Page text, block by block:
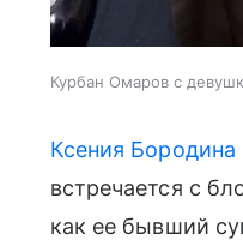
Курбан Омаров с
Ксения Бородина
встречается с
как ее бывший